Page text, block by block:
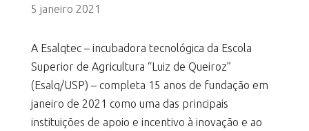
5 janeiro 2021
A Esalqtec – incubadora tecnológica da Escola
Superior de Agricultura “Luiz de Queiroz”
(Esalq/USP) – completa 15 anos de fundação em
janeiro de 2021 como uma das principais
instituições de apoio e incentivo à inovação e ao